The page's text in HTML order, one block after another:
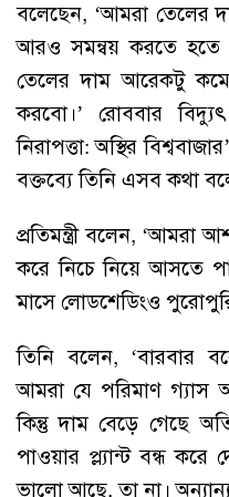
বলেছেন, ‘আমরা তেলের
আরও সমন্বয় করতে হতে
তেলের দাম আরেকটু
করবো।’ রোববার বিদ্যুৎ
নিরাপত্তা: অস্থির
বক্তব্যে তিনি এসব কথা
প্রতিমন্ত্রী বলেন, ‘আমরা
করে নিচে নিয়ে আসতে
মাসে লোডশেডিংও
তিনি বলেন, ‘বারবার
আমরা যে পরিমাণ গ্যাস
কিন্তু দাম বেড়ে গেছে
পাওয়ার প্ল্যান্ট বন্ধ
ভালো আছে, তা না।